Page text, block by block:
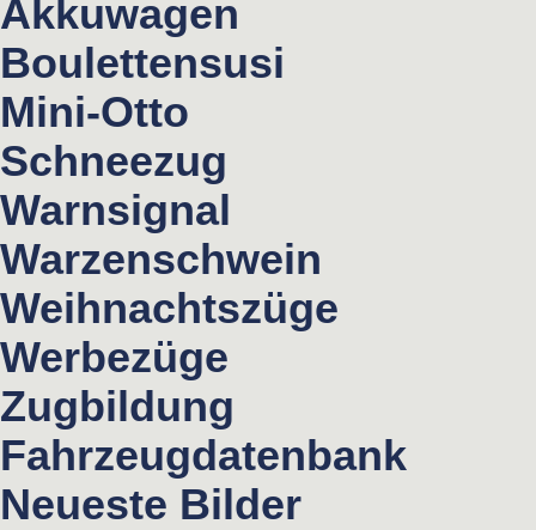
Akkuwagen
Boulettensusi
Mini-Otto
Schneezug
Warnsignal
Warzenschwein
Weihnachtszüge
Werbezüge
Zugbildung
Fahrzeugdatenbank
Neueste Bilder